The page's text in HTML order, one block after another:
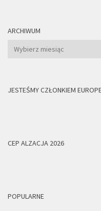
ARCHIWUM
Archiwum
JESTEŚMY CZŁONKIEM
CEP ALZACJA 2026
POPULARNE